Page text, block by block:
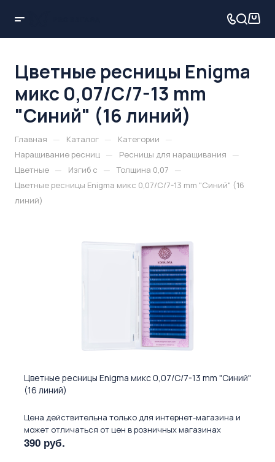
Цветные ресницы Enigma
микс 0,07/C/7-13 mm
"Синий" (16 линий)
Главная — Каталог — Категории —
Наращивание ресниц — Ресницы для наращивания —
Цветные — Изгиб c — Толщина 0,07 —
Цветные ресницы Enigma микс 0,07/C/7-13 mm "Синий" (16
линий)
Цветные ресницы Enigma микс 0,07/C/7-13 mm "Синий"
(16 линий)
Цена действительна только для интернет-магазина и
может отличаться от цен в розничных магазинах
390 руб.